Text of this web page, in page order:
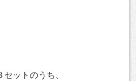
ットのうち、